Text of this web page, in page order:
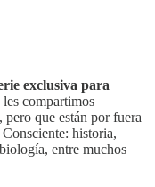
exclusiva para
compartimos
pero que están por fuera
historia,
entre muchos